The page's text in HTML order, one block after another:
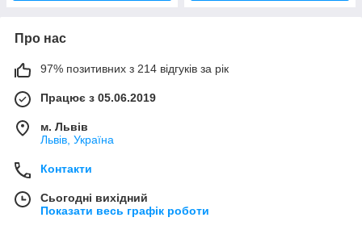
Про нас
97% позитивних з 214 відгуків за рік
Працює з 05.06.2019
м. Львів
Львів, Україна
Контакти
Сьогодні вихідний
Показати весь графік роботи